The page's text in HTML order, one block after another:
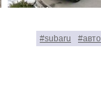
#subaru